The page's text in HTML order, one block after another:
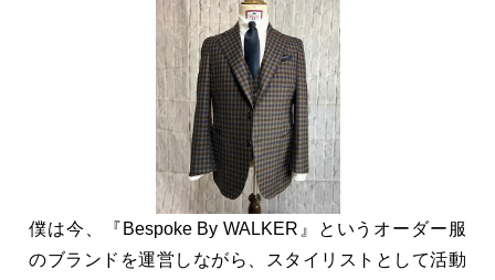
僕は今、『Bespoke By WALKER』というオーダー服
のブランドを運営しながら、スタイリストとして活動